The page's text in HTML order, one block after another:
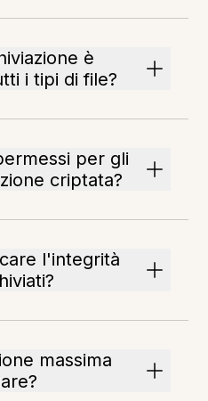
è
i tipi di file?
per gli
criptata?
l'integrità
massima